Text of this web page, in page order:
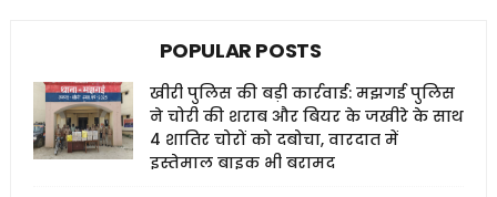
POPULAR POSTS
खीरी पुलिस की बड़ी कार्रवाई: मझगई पुलिस
ने चोरी की शराब और बियर के जखीरे के साथ
4 शातिर चोरों को दबोचा, वारदात में
इस्तेमाल बाइक भी बरामद